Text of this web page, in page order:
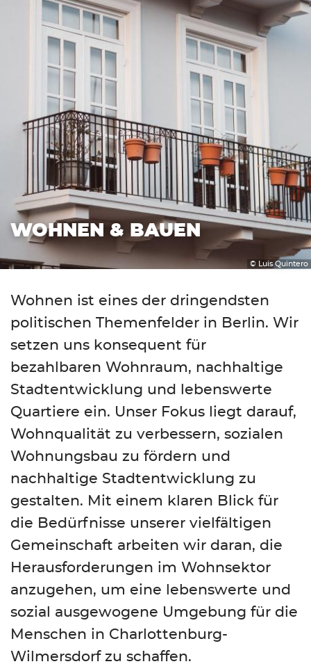
WOHNEN & BAUEN
© Luis Quintero
Wohnen ist eines der dringendsten
politischen Themenfelder in Berlin. Wir
setzen uns konsequent für
bezahlbaren Wohnraum, nachhaltige
Stadtentwicklung und lebenswerte
Quartiere ein. Unser Fokus liegt darauf,
Wohnqualität zu verbessern, sozialen
Wohnungsbau zu fördern und
nachhaltige Stadtentwicklung zu
gestalten. Mit einem klaren Blick für
die Bedürfnisse unserer vielfältigen
Gemeinschaft arbeiten wir daran, die
Herausforderungen im Wohnsektor
anzugehen, um eine lebenswerte und
sozial ausgewogene Umgebung für die
Menschen in Charlottenburg-
Wilmersdorf zu schaffen.